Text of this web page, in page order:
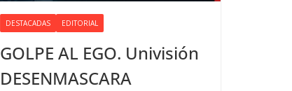
DESTACADAS EDITORIAL
GOLPE AL EGO. Univisión
DESENMASCARA